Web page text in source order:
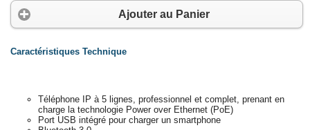
Ajouter au Panier
Caractéristiques Technique
Téléphone IP à 5 lignes, professionnel et complet, prenant en
charge la technologie Power over Ethernet (PoE)
Port USB intégré pour charger un smartphone